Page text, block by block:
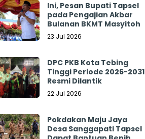
Ini, Pesan Bupati Tapsel
pada Pengajian Akbar
Bulanan BKMT Masyitoh
23 Jul 2026
DPC PKB Kota Tebing
Tinggi Periode 2026-2031
Resmi Dilantik
22 Jul 2026
Pokdakan Maju Jaya
Desa Sanggapati Tapsel